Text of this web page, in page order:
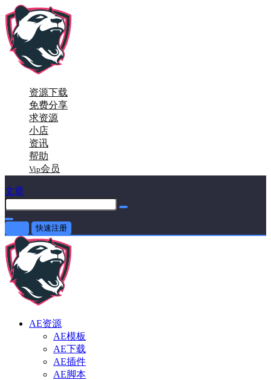
资源下载
免费分享
求资源
小店
资讯
帮助
Vip会员
文章
快速注册
AE资源
AE模板
AE下载
AE插件
AE脚本